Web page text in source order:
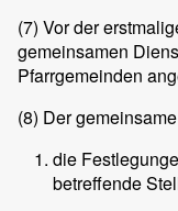
(7) Vor der
gemeinsamen
Pfarrgemeinden
(8) Der
die
betreffende